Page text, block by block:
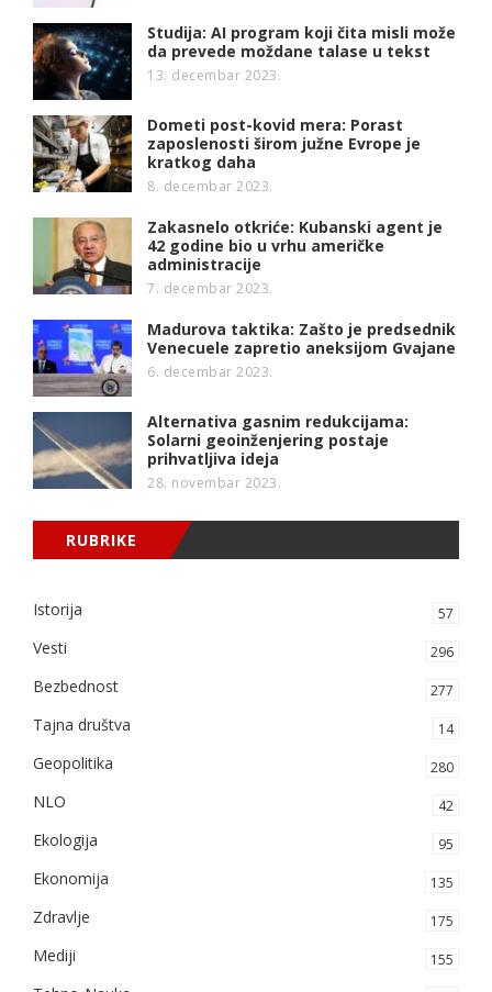
Studija: AI program koji čita misli može
da prevede moždane talase u tekst
13. decembar 2023.
Dometi post-kovid mera: Porast
zaposlenosti širom južne Evrope je
kratkog daha
8. decembar 2023.
Zakasnelo otkriće: Kubanski agent je
42 godine bio u vrhu američke
administracije
7. decembar 2023.
Madurova taktika: Zašto je predsednik
Venecuele zapretio aneksijom Gvajane
6. decembar 2023.
Alternativa gasnim redukcijama:
Solarni geoinženjering postaje
prihvatljiva ideja
28. novembar 2023.
RUBRIKE
Istorija 57
Vesti 296
Bezbednost 277
Tajna društva 14
Geopolitika 280
NLO 42
Ekologija 95
Ekonomija 135
Zdravlje 175
Mediji 155